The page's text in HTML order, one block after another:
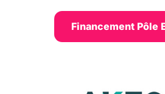
Financement Pôle